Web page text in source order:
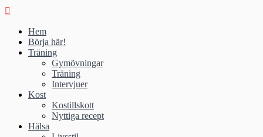
Hem
Börja här!
Träning
Gymövningar
Träning
Intervjuer
Kost
Kostillskott
Nyttiga recept
Hälsa